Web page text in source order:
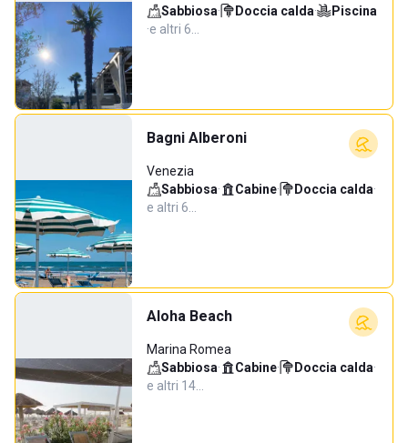
Sabbiosa· Doccia calda·
Piscina
·e altri 6…
Bagni Alberoni
Venezia
Sabbiosa· Cabine· Doccia calda·
e altri 6…
Aloha Beach
Marina Romea
Sabbiosa· Cabine· Doccia calda·
e altri 14…